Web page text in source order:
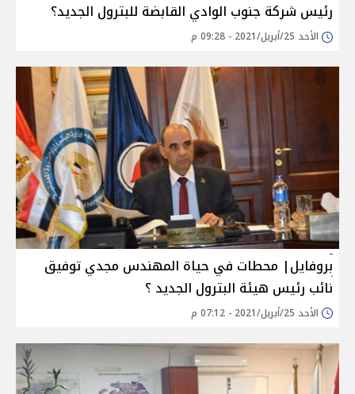
رئيس شركة جنوب الوادي القابضة للبترول الجديد؟
الأحد 25/أبريل/2021 - 09:28 م
بروفايل| محطات في حياة المهندس مجدي توفيق
نائب رئيس هيئة البترول الجديد ؟
الأحد 25/أبريل/2021 - 07:12 م